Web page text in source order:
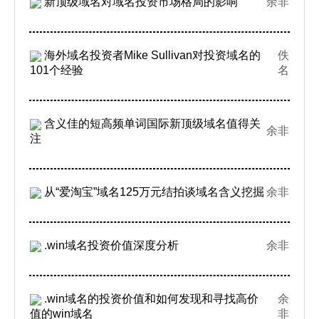
海外域名投资者Mike Sullivan对投资域名的
101个经验
佚
名
含义佳的短高频单词国际新顶级域名值得关
注
余非
从“爱淘宝”域名125万元结拍谈域名含义挖掘 余非
.win域名投资价值深度分析 余非
.win域名的投资价值和如何发现和寻找高价
值的win域名
余
非